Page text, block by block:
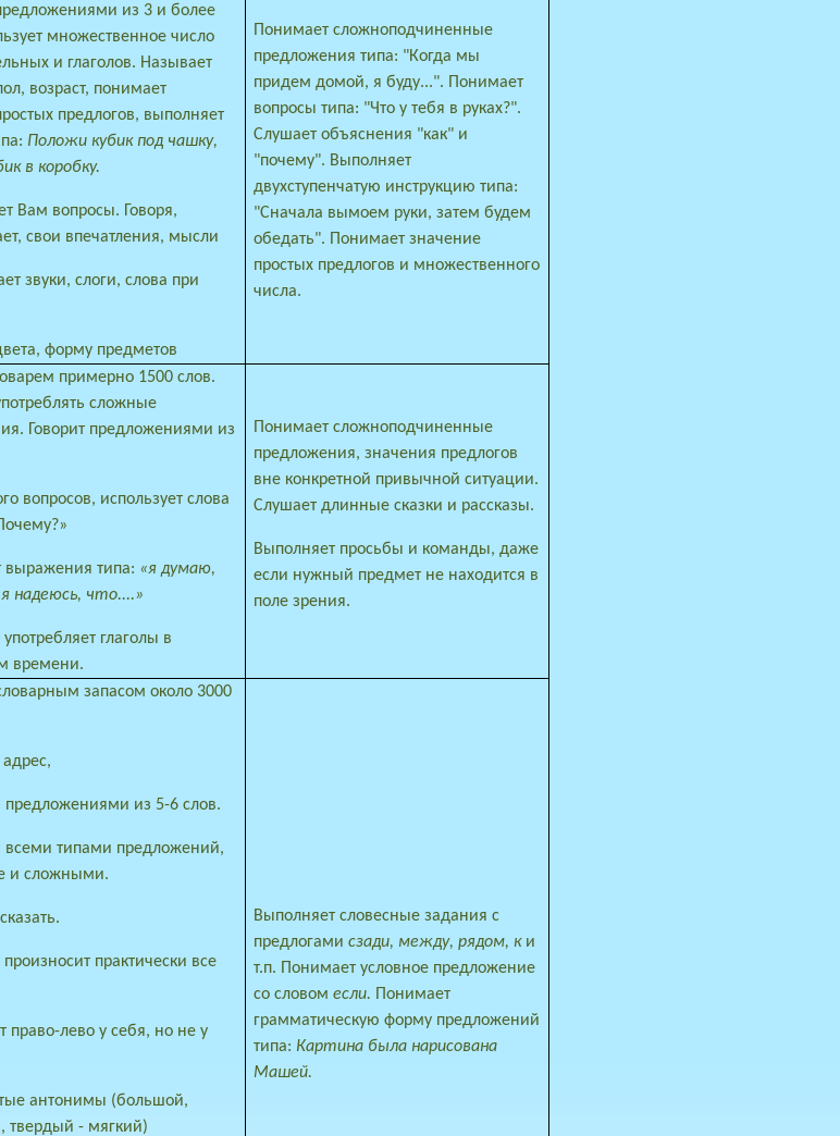
из 3 и более
множественное число
и глаголов. Называет
возраст, понимает
предлогов, выполняет
Положи кубик под чашку,
в коробку.
Вам вопросы. Говоря,
свои впечатления, мысли
звуки, слоги, слова при
форму предметов
Понимает сложноподчиненные
предложения типа: "Когда мы
придем домой, я буду...". Понимает
вопросы типа: "Что у тебя в руках?".
Слушает объяснения "как" и
"почему". Выполняет
двухступенчатую инструкцию типа:
"Сначала вымоем руки, затем будем
обедать". Понимает значение
простых предлогов и множественного
числа.
примерно 1500 слов.
сложные
Говорит предложениями из
вопросов, использует слова
выражения типа: «я думаю,
надеюсь, что....»
глаголы в
времени.
Понимает сложноподчиненные
предложения, значения предлогов
вне конкретной привычной ситуации.
Слушает длинные сказки и рассказы.
Выполняет просьбы и команды, даже
если нужный предмет не находится в
поле зрения.
запасом около 3000
предложениями из 5-6 слов.
всеми типами предложений,
и сложными.
практически все
право-лево у себя, но не у
антонимы (большой,
твердый - мягкий)
Выполняет словесные задания с
предлогамисзади, между, рядом, к и
т.п. Понимает условное предложение
со словомесли. Понимает
грамматическую форму предложений
типа: Картина была нарисована
Машей.